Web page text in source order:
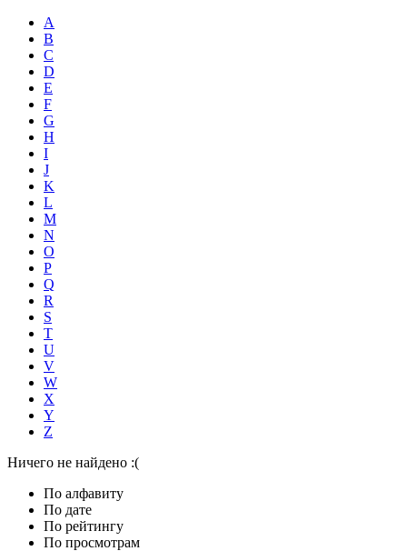
A
B
C
D
E
F
G
H
I
J
K
L
M
N
O
P
Q
R
S
T
U
V
W
X
Y
Z
Ничего не найдено :(
По алфавиту
По дате
По рейтингу
По просмотрам